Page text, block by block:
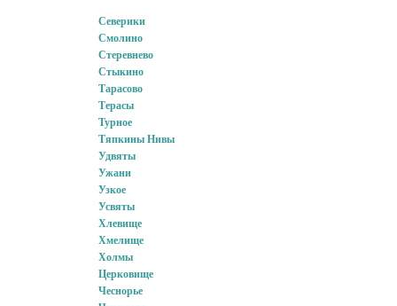
Северики
Смолино
Стеревнево
Стыкино
Тарасово
Терасы
Турное
Тяпкины Нивы
Удвяты
Ужани
Узкое
Усвяты
Хлевище
Хмелище
Холмы
Церковище
Чеснорье